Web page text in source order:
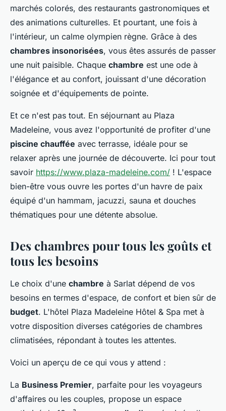
marchés colorés, des restaurants gastronomiques et
des animations culturelles. Et pourtant, une fois à
l'intérieur, un calme olympien règne. Grâce à des
chambres insonorisées, vous êtes assurés de passer
une nuit paisible. Chaque chambre est une ode à
l'élégance et au confort, jouissant d'une décoration
soignée et d'équipements de pointe.
Et ce n'est pas tout. En séjournant au Plaza
Madeleine, vous avez l'opportunité de profiter d'une
piscine chauffée avec terrasse, idéale pour se
relaxer après une journée de découverte. Ici pour tout
savoir https://www.plaza-madeleine.com/ ! L'espace
bien-être vous ouvre les portes d'un havre de paix
équipé d'un hammam, jacuzzi, sauna et douches
thématiques pour une détente absolue.
Des chambres pour tous les goûts et
tous les besoins
Le choix d'une chambre à Sarlat dépend de vos
besoins en termes d'espace, de confort et bien sûr de
budget. L'hôtel Plaza Madeleine Hôtel & Spa met à
votre disposition diverses catégories de chambres
climatisées, répondant à toutes les attentes.
Voici un aperçu de ce qui vous y attend :
La Business Premier, parfaite pour les voyageurs
d'affaires ou les couples, propose un espace